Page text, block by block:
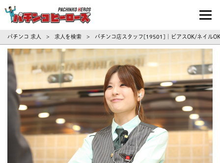
パチンコ求人・転職ならパチンコヒーロ
パチンコ 求人 > 求人を検索 > パチンコ店スタッフ[19501]｜ピアスOK/ネイル